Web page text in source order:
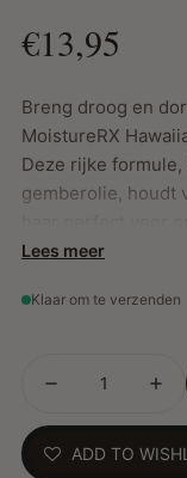
€13,95
Breng droog en
MoistureRX
Deze rijke
gemberolie, houdt
braid-outs en
Belangrijkste
Sluit vocht in
Versterkt de
Werkt op zowel
Lees meer
Klaar om te verzenden
ADD TO